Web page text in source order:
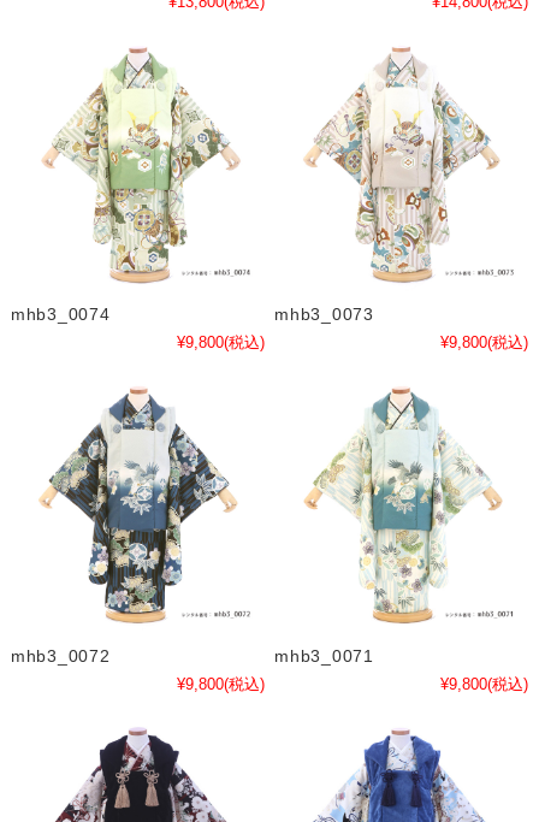
mhb3_0074
¥9,800(税込)
mhb3_0073
¥9,800(税込)
mhb3_0072
¥9,800(税込)
mhb3_0071
¥9,800(税込)